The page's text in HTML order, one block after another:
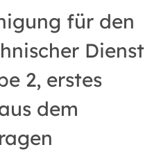
für den
Dienst
2, erstes
dem